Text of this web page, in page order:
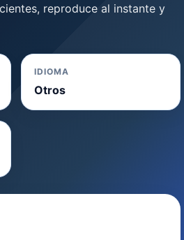
reproduce al instante y
IDIOMA
Otros